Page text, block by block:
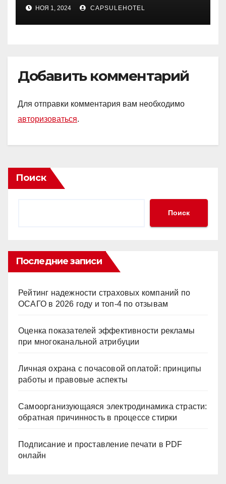
НОЯ 1, 2024 CAPSULEHOTEL
Добавить комментарий
Для отправки комментария вам необходимо
авторизоваться.
Поиск
Поиск
Последние записи
Рейтинг надежности страховых компаний по
ОСАГО в 2026 году и топ-4 по отзывам
Оценка показателей эффективности рекламы
при многоканальной атрибуции
Личная охрана с почасовой оплатой: принципы
работы и правовые аспекты
Самоорганизующаяся электродинамика страсти:
обратная причинность в процессе стирки
Подписание и проставление печати в PDF
онлайн